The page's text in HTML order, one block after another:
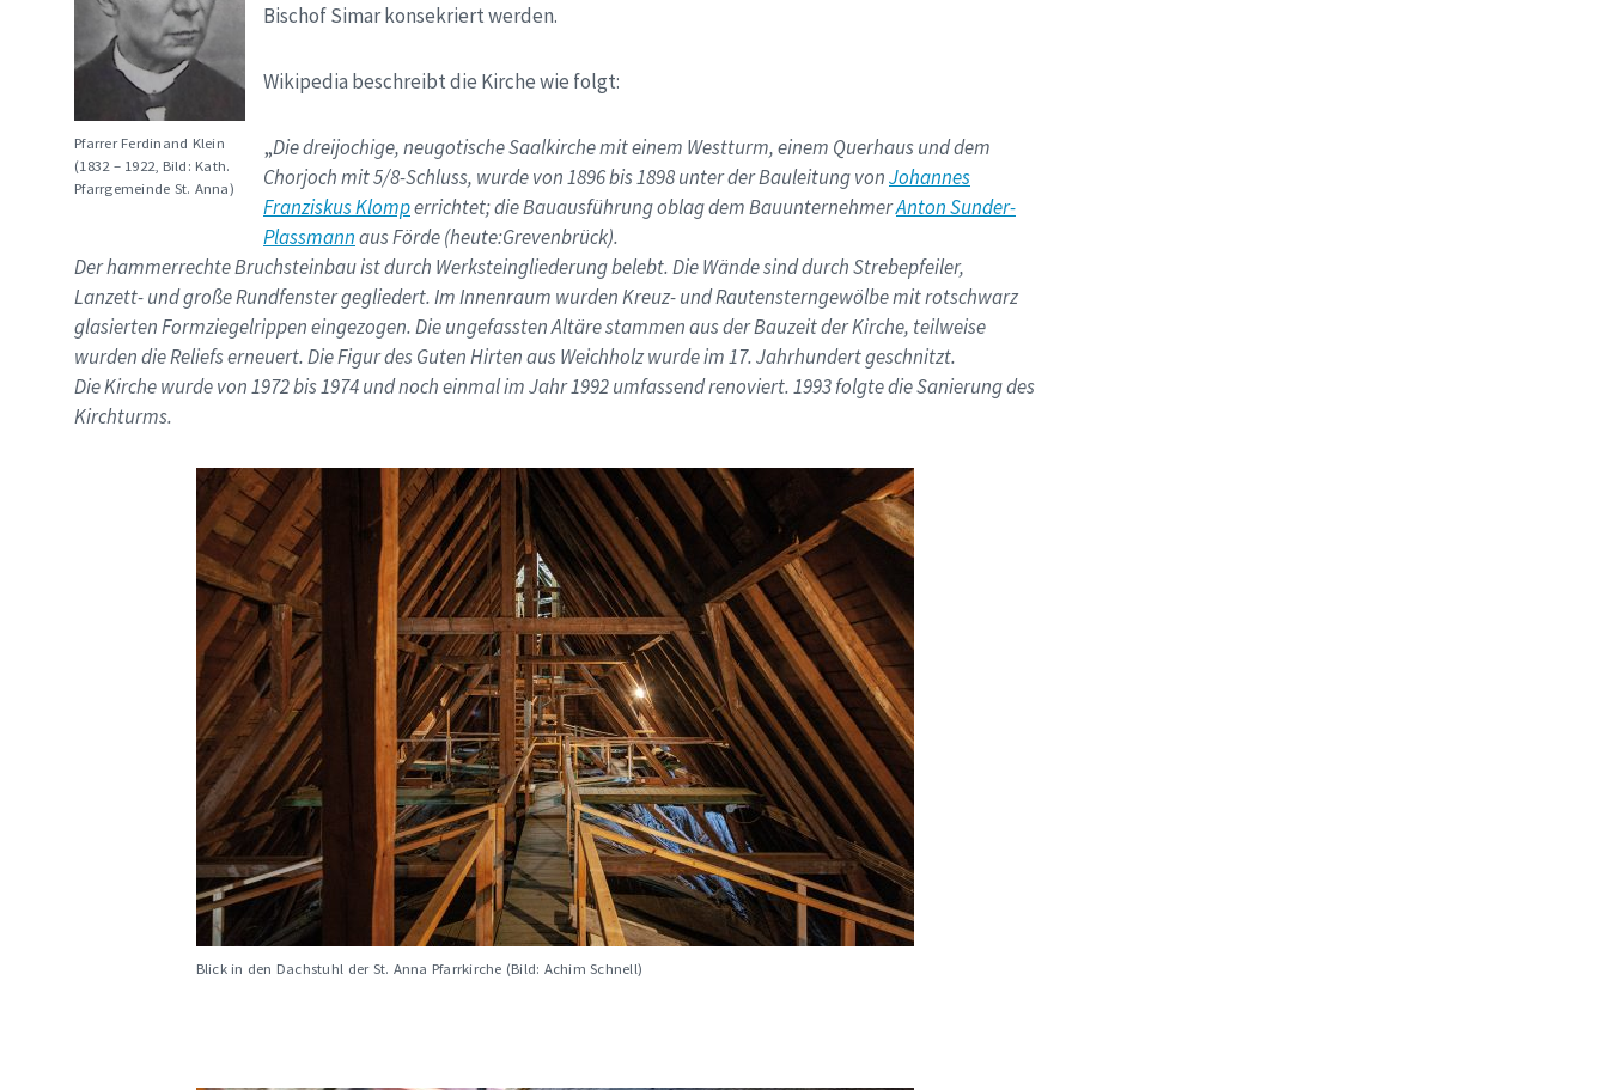
Pfarrer Ferdinand Klein
(1832 – 1922, Bild: Kath.
Pfarrgemeinde St. Anna)
Bischof Simar konsekriert werden.
Wikipedia beschreibt die Kirche wie folgt:
„Die dreijochige, neugotische Saalkirche mit einem Westturm, einem Querhaus und dem
Chorjoch mit 5/8-Schluss, wurde von 1896 bis 1898 unter der Bauleitung vonJohannes
Franziskus Klomperrichtet; die Bauausführung oblag dem BauunternehmerAnton Sunder-
Plassmannaus Förde (heute:Grevenbrück).
Der hammerrechte Bruchsteinbau ist durch Werksteingliederung belebt. Die Wände sind durch Strebepfeiler,
Lanzett- und große Rundfenster gegliedert. Im Innenraum wurden Kreuz- und Rautensterngewölbe mit rotschwarz
glasierten Formziegelrippen eingezogen. Die ungefassten Altäre stammen aus der Bauzeit der Kirche, teilweise
wurden die Reliefs erneuert. Die Figur des Guten Hirten aus Weichholz wurde im 17. Jahrhundert geschnitzt.
Die Kirche wurde von 1972 bis 1974 und noch einmal im Jahr 1992 umfassend renoviert. 1993 folgte die Sanierung des
Kirchturms.
Blick in den Dachstuhl der St. Anna Pfarrkirche (Bild: Achim Schnell)